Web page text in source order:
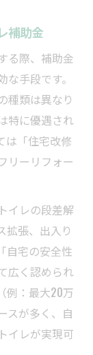
補助金
る際、補助金
手段です。
種類は異なり
特に優遇され
は「住宅改修
リーリフォー
イレの段差解
拡張、出入り
自宅の安全性
広く認められ
例：最大20万
スが多く、自
イレが実現可